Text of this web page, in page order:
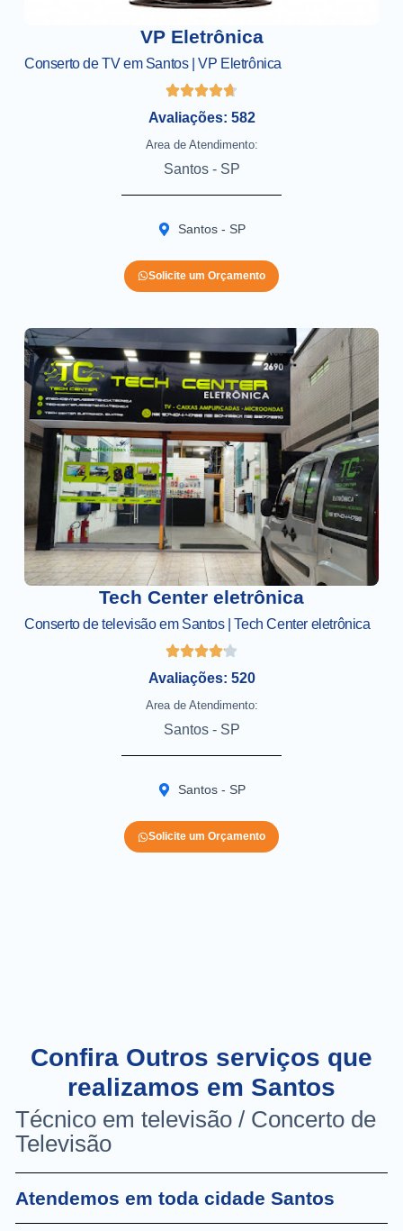
VP Eletrônica
Conserto de TV em Santos | VP Eletrônica
Avaliações: 582
Area de Atendimento:
Santos - SP
Santos - SP
Solicite um Orçamento
Tech Center eletrônica
Conserto de televisão em Santos | Tech Center eletrônica
Avaliações: 520
Area de Atendimento:
Santos - SP
Santos - SP
Solicite um Orçamento
Confira Outros serviços que
realizamos em Santos
Técnico em televisão / Concerto de
Televisão
Atendemos em toda cidade Santos